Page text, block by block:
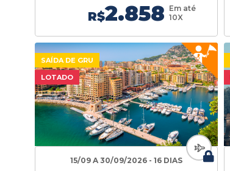
R$2.858 Em até
10X
SAÍDA DE GRU
LOTADO
15/09 A 30/09/2026 - 16 DIAS